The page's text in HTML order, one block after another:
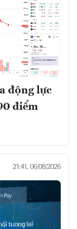
động lực
điểm
21:41, 06/08/2026